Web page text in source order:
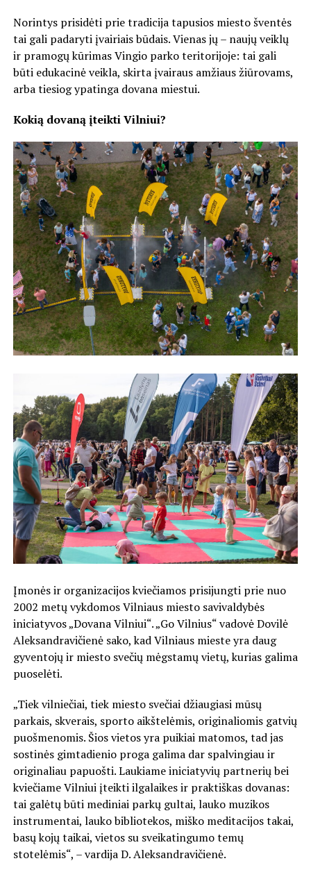
Norintys prisidėti prie tradicija tapusios miesto šventės
tai gali padaryti įvairiais būdais. Vienas jų – naujų veiklų
ir pramogų kūrimas Vingio parko teritorijoje: tai gali
būti edukacinė veikla, skirta įvairaus amžiaus žiūrovams,
arba tiesiog ypatinga dovana miestui.
Kokią dovaną įteikti Vilniui?
Įmonės ir organizacijos kviečiamos prisijungti prie nuo
2002 metų vykdomos Vilniaus miesto savivaldybės
iniciatyvos „Dovana Vilniui“. „Go Vilnius“ vadovė Dovilė
Aleksandravičienė sako, kad Vilniaus mieste yra daug
gyventojų ir miesto svečių mėgstamų vietų, kurias galima
puoselėti.
„Tiek vilniečiai, tiek miesto svečiai džiaugiasi mūsų
parkais, skverais, sporto aikštelėmis, originaliomis gatvių
puošmenomis. Šios vietos yra puikiai matomos, tad jas
sostinės gimtadienio proga galima dar spalvingiau ir
originaliau papuošti. Laukiame iniciatyvių partnerių bei
kviečiame Vilniui įteikti ilgalaikes ir praktiškas dovanas:
tai galėtų būti mediniai parkų gultai, lauko muzikos
instrumentai, lauko bibliotekos, miško meditacijos takai,
basų kojų taikai, vietos su sveikatingumo temų
stotelėmis“, – vardija D. Aleksandravičienė.